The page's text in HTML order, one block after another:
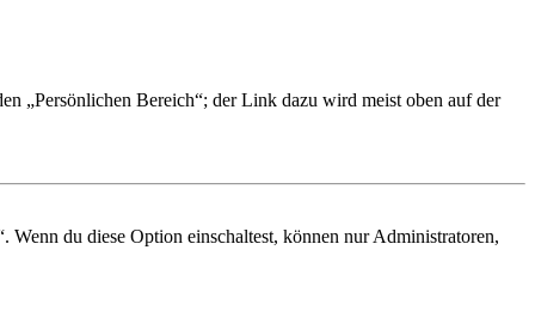
„Persönlichen Bereich“; der Link dazu wird meist oben auf der
du diese Option einschaltest, können nur Administratoren,